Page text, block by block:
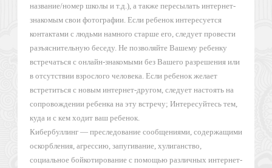
название/номер школы и т.д.), а также пересылать интернет-
знакомым свои фотографии. Если ребенок интересуется
контактами с людьми намного старше его, следует провести
разъяснительную беседу. Не позволяйте Вашему ребенку
встречаться с онлайн-знакомыми без Вашего разрешения или
в отсутствии взрослого человека. Если ребенок желает
встретиться с новым интернет-другом, следует настоять на
сопровождении ребенка на эту встречу; Интересуйтесь тем,
куда и с кем ходит ваш ребенок.
Кибербуллинг — преследование сообщениями, содержащими
оскорбления, агрессию, запугивание, хулиганство,
социальное бойкотирование с помощью различных интернет-